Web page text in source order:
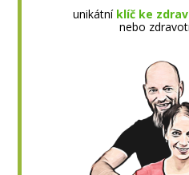
unikátní klíč ke
nebo